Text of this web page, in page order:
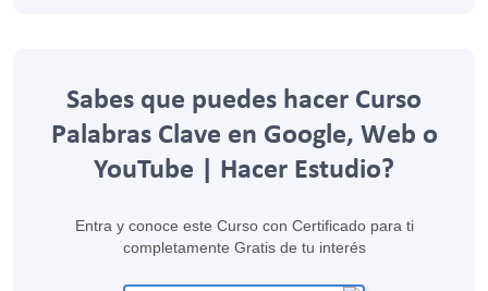
Sabes que puedes hacer Curso
Palabras Clave en Google, Web o
YouTube | Hacer Estudio?
Entra y conoce este Curso con Certificado para ti
completamente Gratis de tu interés